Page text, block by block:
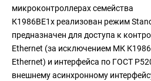
микроконтроллерах семейства
К1986ВЕ1x реализован режим
предназначен для доступа к
Ethernet (за исключением МК
Ethernet) и интерфейса по ГОСТ
внешнему асинхронному